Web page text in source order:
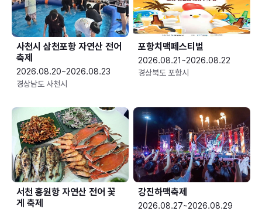
사천시 삼천포항 자연산 전어
축제
2026.08.20~2026.08.23
경상남도 사천시
포항치맥페스티벌
2026.08.21~2026.08.22
경상북도 포항시
서천 홍원항 자연산 전어 꽃
게 축제
강진하맥축제
2026.08.27~2026.08.29